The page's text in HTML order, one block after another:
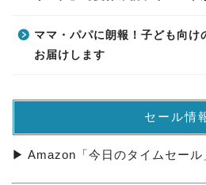
ママ・パパに朗報！子ども向
お届けします
セール情
▶ Amazon「今日のタイムセール